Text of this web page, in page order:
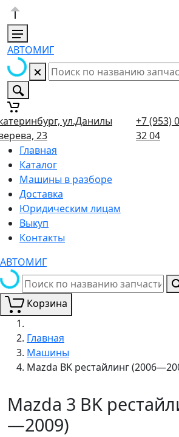
АВТОМИГ
ул.Данилы
23
+7 (953)
32 04
Главная
Каталог
Машины в разборе
Доставка
Юридическим лицам
Выкуп
Контакты
АВТОМИГ
Корзина
Главная
Машины
Mazda BK рестайлинг
Mazda 3 BK
—2009)